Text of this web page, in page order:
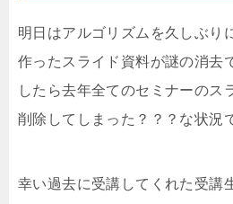
明日はアルゴリズムを久しぶり
作ったスライド資料が謎の消去
したら去年全てのセミナーのス
削除してしまった？？？な状況
幸い過去に受講してくれた受講